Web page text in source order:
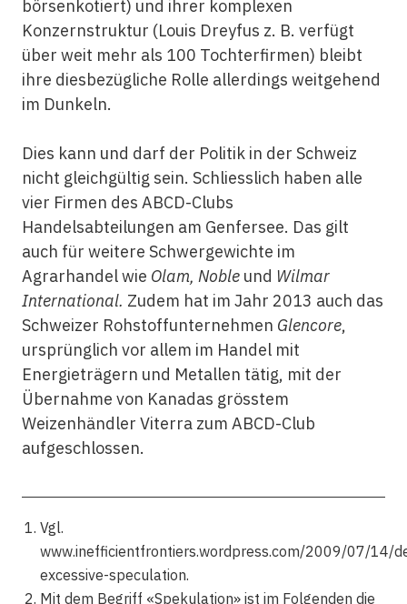
börsenkotiert) und ihrer komplexen
Konzernstruktur (Louis Dreyfus z. B. verfügt
über weit mehr als 100 Tochterfirmen) bleibt
ihre diesbezügliche Rolle allerdings weitgehend
im Dunkeln.
Dies kann und darf der Politik in der Schweiz
nicht gleichgültig sein. Schliesslich haben alle
vier Firmen des ABCD-Clubs
Handelsabteilungen am Genfersee. Das gilt
auch für weitere Schwergewichte im
Agrarhandel wie Olam, Nobleund Wilmar
International. Zudem hat im Jahr 2013 auch das
Schweizer Rohstoffunternehmen Glencore,
ursprünglich vor allem im Handel mit
Energieträgern und Metallen tätig, mit der
Übernahme von Kanadas grösstem
Weizenhändler Viterra zum ABCD-Club
aufgeschlossen.
Vgl.
www.inefficientfrontiers.wordpress.com/2009/07/14/
excessive-speculation.
Mit dem Begriff «Spekulation» ist im Folgenden die